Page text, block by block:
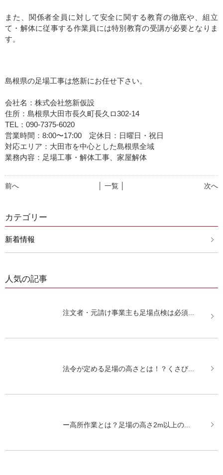
また、関係者全員に対して安全に関する教育の徹底や、組立
て・解体に従事する作業員には特別教育の受講が必要となりま
す。
島根県の足場工事は悠新にお任せ下さい。
会社名：株式会社悠新仮設
住所：島根県大田市長久町長久ロ302-14
TEL：090-7375-6020
営業時間：8:00〜17:00 定休日：日曜日・祝日
対応エリア：大田市を中心とした島根県全域
業務内容：足場工事・解体工事、家屋解体
前へ 次へ
│ 一覧 │
カテゴリー
新着情報
人気の記事
注文者・元請け事業主も足場点検は必須...
法令が定める足場の高さとは！？くさび...
ー高所作業とは？足場の高さ2m以上の...